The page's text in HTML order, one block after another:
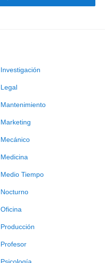
Investigación
Legal
Mantenimiento
Marketing
Mecánico
Medicina
Medio Tiempo
Nocturno
Oficina
Producción
Profesor